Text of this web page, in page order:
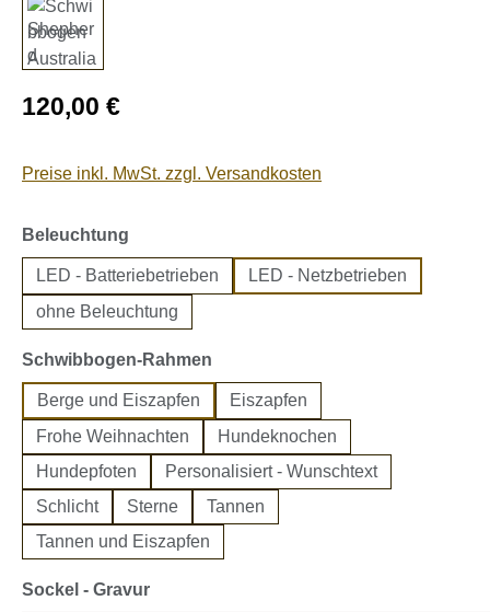
Regulärer Preis:
120,00 €
Preise inkl. MwSt. zzgl. Versandkosten
Beleuchtung
LED - Batteriebetrieben
LED - Netzbetrieben
ohne Beleuchtung
Schwibbogen-Rahmen
Berge und Eiszapfen
Eiszapfen
Frohe Weihnachten
Hundeknochen
Hundepfoten
Personalisiert - Wunschtext
Schlicht
Sterne
Tannen
Tannen und Eiszapfen
Sockel - Gravurauswählen